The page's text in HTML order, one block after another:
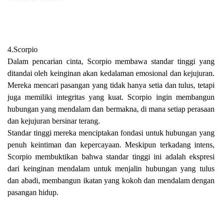
4.Scorpio
Dalam pencarian cinta, Scorpio membawa standar tinggi yang
ditandai oleh keinginan akan kedalaman emosional dan kejujuran.
Mereka mencari pasangan yang tidak hanya setia dan tulus, tetapi
juga memiliki integritas yang kuat. Scorpio ingin membangun
hubungan yang mendalam dan bermakna, di mana setiap perasaan
dan kejujuran bersinar terang.
Standar tinggi mereka menciptakan fondasi untuk hubungan yang
penuh keintiman dan kepercayaan. Meskipun terkadang intens,
Scorpio membuktikan bahwa standar tinggi ini adalah ekspresi
dari keinginan mendalam untuk menjalin hubungan yang tulus
dan abadi, membangun ikatan yang kokoh dan mendalam dengan
pasangan hidup.